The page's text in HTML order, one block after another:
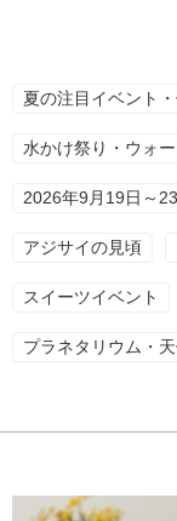
夏の注目イベント
水かけ祭り・ウォ
2026年9月19日～
アジサイの見頃
スイーツイベント
プラネタリウム・